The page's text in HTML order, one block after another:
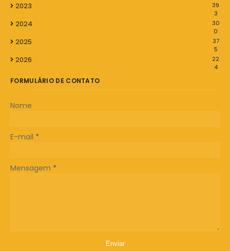
2023
39
3
2024
30
0
2025
37
5
2026
22
4
FORMULÁRIO DE CONTATO
Nome
E-mail *
Mensagem *